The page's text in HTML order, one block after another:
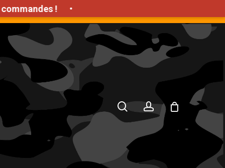
! •
HT
search account